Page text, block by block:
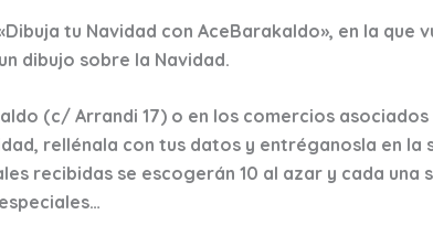
tu Navidad con AceBarakaldo», en la que
dibujo sobre la Navidad.
(c/ Arrandi 17) o en los comercios asociados
rellénala con tus datos y entréganosla en la
recibidas se escogerán 10 al azar y cada una